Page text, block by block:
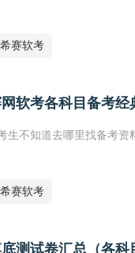
希赛软考
软考各科目备考经
生不知道去哪里找备考
希赛软考
测试卷汇总（各科